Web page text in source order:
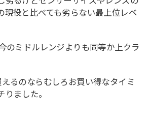
現役と比べても劣らない最上位レベ
のミドルレンジよりも同等か上クラ
るのならむしろお買い得なタイミ
りました。